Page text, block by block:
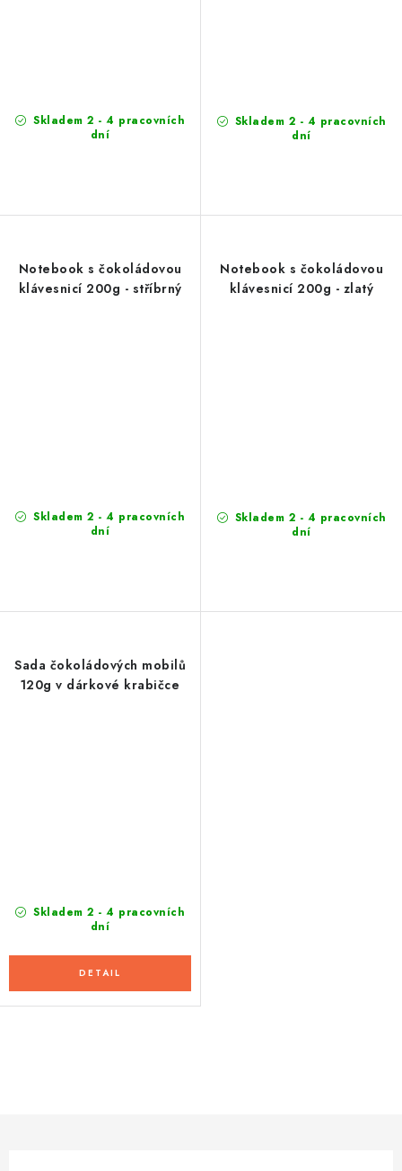
Skladem 2 - 4 pracovních
dní
Skladem 2 - 4 pracovních
dní
Notebook s čokoládovou
klávesnicí 200g - stříbrný
Skladem 2 - 4 pracovních
dní
Notebook s čokoládovou
klávesnicí 200g - zlatý
Skladem 2 - 4 pracovních
dní
Sada čokoládových mobilů
120g v dárkové krabičce
Skladem 2 - 4 pracovních
dní